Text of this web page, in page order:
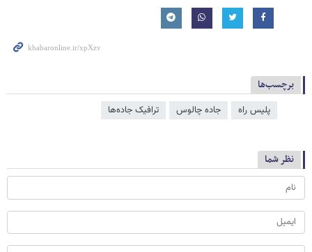
برچسب‌ها
پلیس راه جاده چالوس ترافیک جاده‌ها
نظر شما